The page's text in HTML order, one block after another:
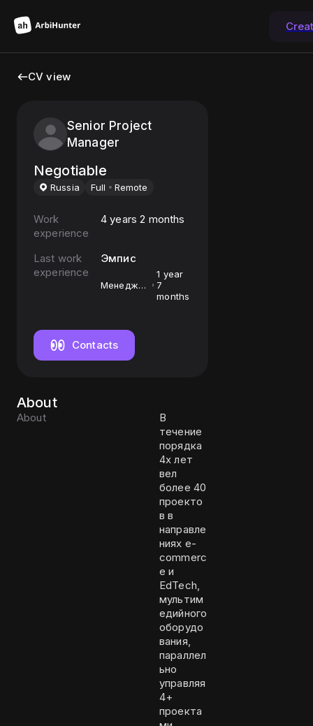
CV view
Senior Project
Manager
Negotiable
Russia Full Remote
Work
experience
4 years 2 months
Last work
experience
Эмпис
Менеджер
1 year
7
months
Contacts
About
About
В
течение
порядка
4х лет
вел
более 40
проекто
в в
направле
ниях e-
commerc
e и
EdTech,
мультим
едийного
оборудо
вания,
параллел
ьно
управляя
4+
проекта